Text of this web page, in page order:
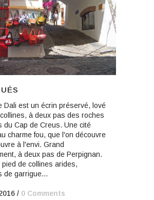
Dali est un écrin préservé, lové
à deux pas des roches
du Cap de Creus. Une cité
charme fou, que l'on découvre
à l'envi. Grand
à deux pas de Perpignan.
pied de collines arides,
de garrigue...
/ 0 Comments